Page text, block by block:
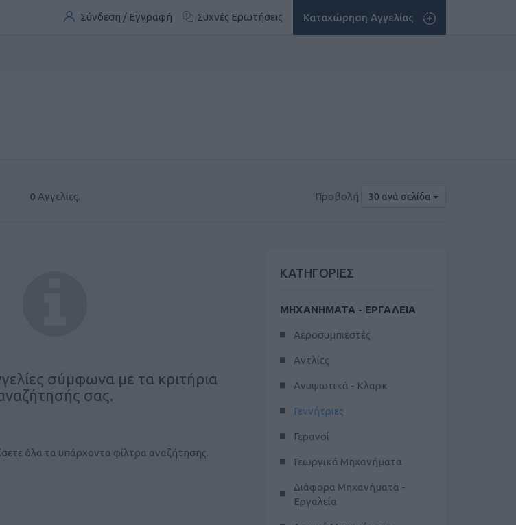
Σύνδεση / Εγγραφή Συχνές Ερωτήσεις Καταχώρηση Αγγελίας
0 Αγγελίες. Προβολή 30 ανά σελίδα
σύμφωνα με τα κριτήρια
σας.
όλα τα υπάρχοντα φίλτρα αναζήτησης.
ΚΑΤΗΓΟΡΙΕΣ
ΜΗΧΑΝΗΜΑΤΑ - ΕΡΓΑΛΕΙΑ
Αεροσυμπιεστές
Αντλίες
Ανυψωτικά - Κλαρκ
Γεννήτριες
Γερανοί
Γεωργικά Μηχανήματα
Διάφορα Μηχανήματα -
Εργαλεία